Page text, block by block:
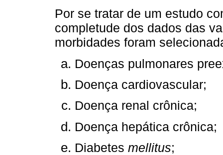
Por se tratar de um estudo
completude dos dados das
morbidades foram
Doenças pulmonares
Doença cardiovascular;
Doença renal crônica;
Doença hepática crônica;
Diabetes mellitus;